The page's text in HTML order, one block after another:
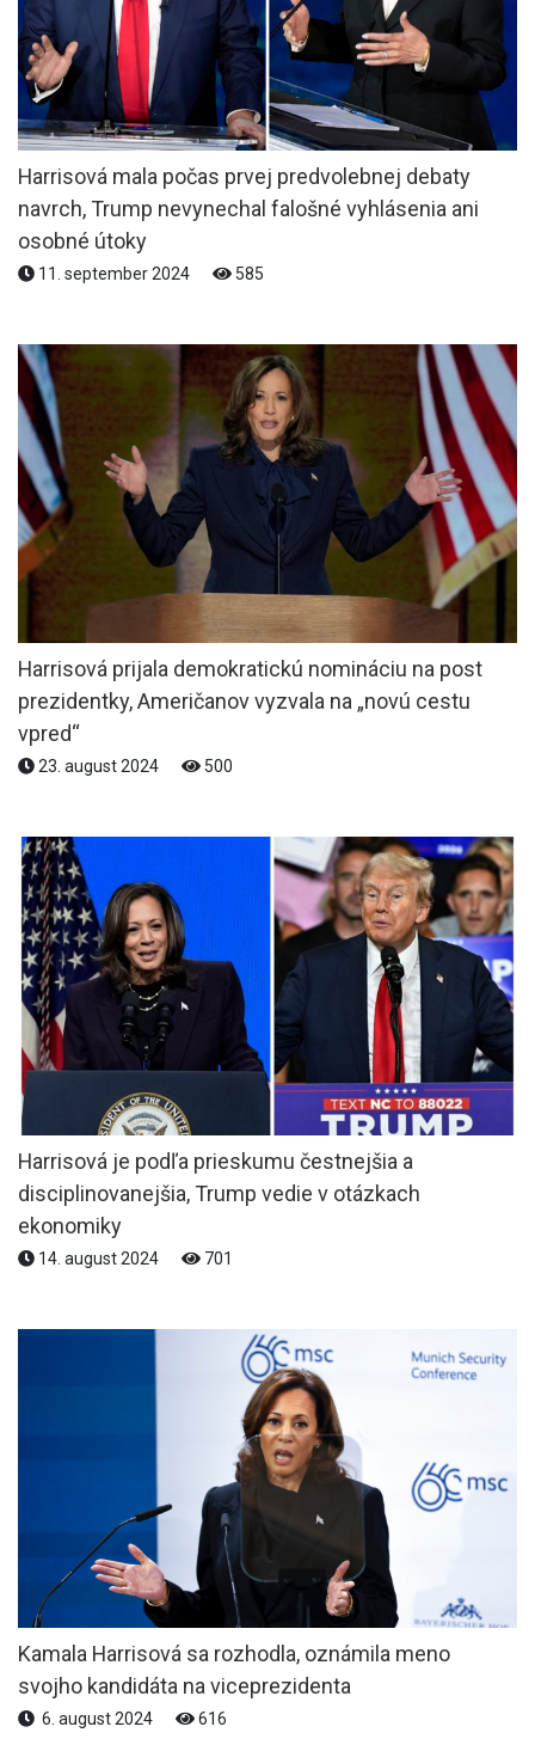
Harrisová mala počas prvej predvolebnej debaty
navrch, Trump nevynechal falošné vyhlásenia ani
osobné útoky
11. september 2024 585
Harrisová prijala demokratickú nomináciu na post
prezidentky, Američanov vyzvala na „novú cestu
vpred“
23. august 2024 500
Harrisová je podľa prieskumu čestnejšia a
disciplinovanejšia, Trump vedie v otázkach
ekonomiky
14. august 2024 701
Kamala Harrisová sa rozhodla, oznámila meno
svojho kandidáta na viceprezidenta
6. august 2024 616